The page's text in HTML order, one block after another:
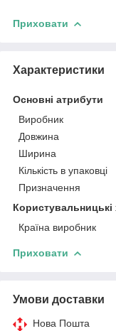
Приховати
Характеристики
Основні атрибути
Виробник
Довжина
Ширина
Кількість в упаковці
Призначення
Користувальницькі
Країна виробник
Приховати
Умови доставки
Нова Пошта